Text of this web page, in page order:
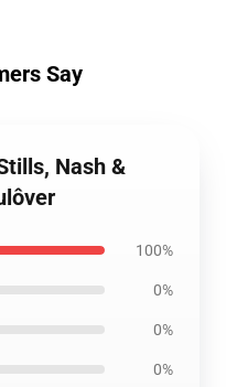
Say
Nash &
100%
0%
0%
0%